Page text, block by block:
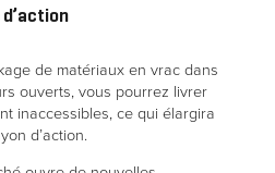
de matériaux en vrac dans
ouverts, vous pourrez livrer
inaccessibles, ce qui élargira
d’action.
fonctionne de
pendant votre
visite. Si vous
refusez ces
cookies,
certaines